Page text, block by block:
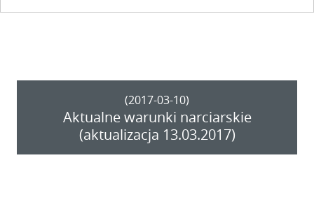
położone w Kazimierzu Dolnym i okolicy. Czas rozpocząć
(2017-03-10)
Aktualne warunki narciarskie
(aktualizacja 13.03.2017)